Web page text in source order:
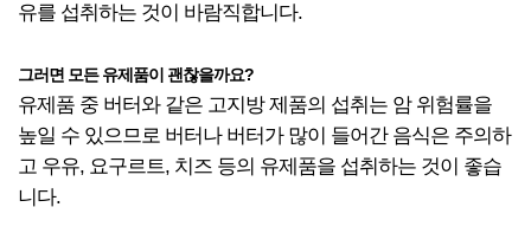
유를 섭취하는 것이 바람직합니다.
그러면 모든 유제품이 괜찮을까요?
유제품 중 버터와 같은 고지방 제품의 섭취는 암 위험률을
높일 수 있으므로 버터나 버터가 많이 들어간 음식은 주의하
고 우유, 요구르트, 치즈 등의 유제품을 섭취하는 것이 좋습
니다.